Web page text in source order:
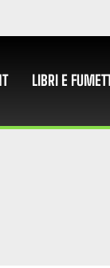
LIBRI E